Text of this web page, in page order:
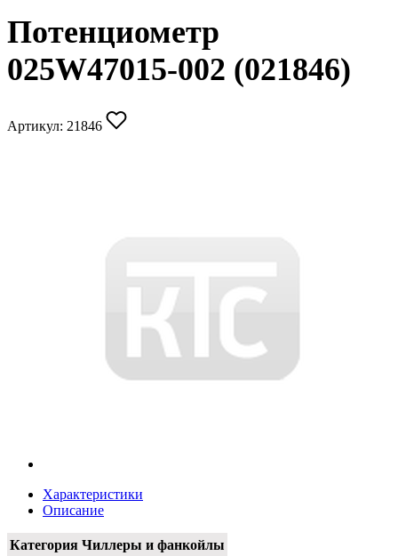
Потенциометр
025W47015-002 (021846)
Артикул: 21846
Характеристики
Описание
Категория Чиллеры и фанкойлы